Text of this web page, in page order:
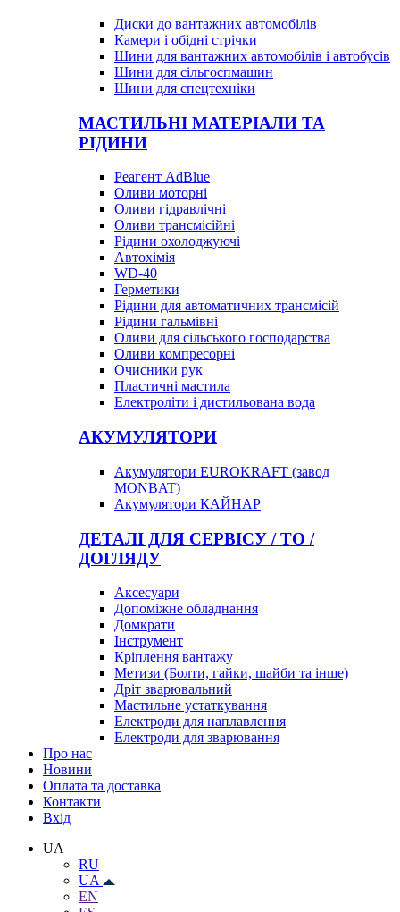
Диски до вантажних автомобілів
Камери і обідні стрічки
Шини для вантажних автомобілів і автобусів
Шини для сільгоспмашин
Шини для спецтехніки
МАСТИЛЬНІ МАТЕРІАЛИ ТА
РІДИНИ
Реагент AdBlue
Оливи моторні
Оливи гідравлічні
Оливи трансмісійні
Рідини охолоджуючі
Автохімія
WD-40
Герметики
Рідини для автоматичних трансмісій
Рідини гальмівні
Оливи для сільського господарства
Оливи компресорні
Очисники рук
Пластичні мастила
Електроліти і дистильована вода
АКУМУЛЯТОРИ
Акумулятори EUROKRAFT (завод
MONBAT)
Акумулятори КАЙНАР
ДЕТАЛІ ДЛЯ СЕРВІСУ / ТО /
ДОГЛЯДУ
Аксесуари
Допоміжне обладнання
Домкрати
Інструмент
Кріплення вантажу
Метизи (Болти, гайки, шайби та інше)
Дріт зварювальний
Мастильне устаткування
Електроди для наплавлення
Електроди для зварювання
Про нас
Новини
Оплата та доставка
Контакти
Вхiд
UA
RU
UA
EN